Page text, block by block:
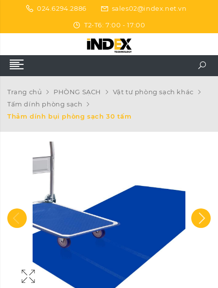
024.6294.2886 sales02@index.net.vn
T2-T6: 7:00 - 17:00
Trang chủ PHÒNG SẠCH
Vật tư phòng sạch khác
Tấm dính phòng sạch
Thảm dính bụi phòng sạch 30 tấm